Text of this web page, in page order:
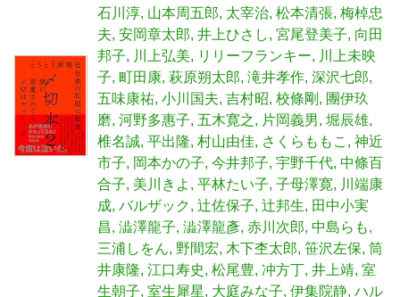
石川淳 山本周五郎 太宰治 松本清張 梅棹忠
夫 安岡章太郎 井上ひさし 宮尾登美子 向田
邦子
川上弘美 リリーフランキー
川上未映
子 町田康 萩原朔太郎 滝井孝作 深沢七郎
五味康祐 小川国夫 吉村昭 校條剛
團伊玖
磨 河野多惠子 五木寛之 片岡義男 堀辰雄
椎名誠 平出隆 村山由佳 さくらももこ
神近
市子
岡本かの子 今井邦子 宇野千代 中條百
合子 美川きよ 平林たい子 子母澤寛
川端康
成 バルザック 辻佐保子 辻邦生
田中小実
昌 澁澤龍子 澁澤龍彥 赤川次郎 中島らも
三浦しをん 野間宏 木下杢太郎 笹沢左保 筒
井康隆 江口寿史 松尾豊 冲方丁 井上靖 室
生朝子 室生犀星 大庭みな子 伊集院静 ハル